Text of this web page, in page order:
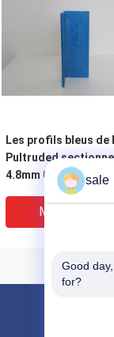
Les profils bleus de
Pultruded sectionne
4.8mm 0.29kg/m
Meilleur Prix
sale
Good
for?